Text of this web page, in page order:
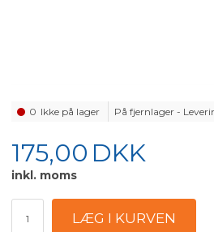
0 Ikke på lager På fjernlager -
175,00 DKK
inkl. moms